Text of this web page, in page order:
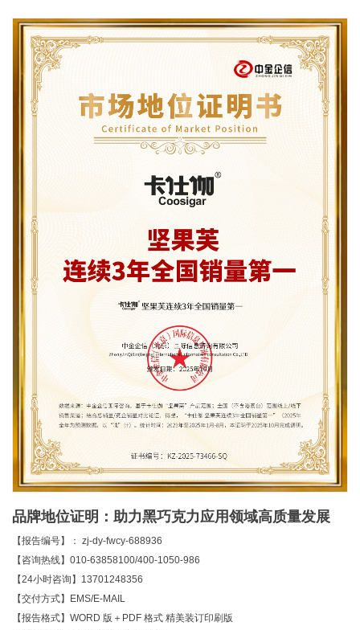
品牌地位证明：助力黑巧克力应用领域高质量发展
【报告编号】： zj-dy-fwcy-688936
【咨询热线】010-63858100/400-1050-986
【24小时咨询】13701248356
【交付方式】EMS/E-MAIL
【报告格式】WORD 版＋PDF 格式 精美装订印刷版